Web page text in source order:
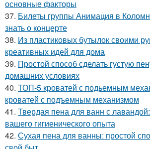
основные факторы
37. Билеты группы Анимация в
знать о концерте
38. Из пластиковых бутылок своими
креативных идей для дома
39. Простой способ сделать густую
домашних условиях
40. ТОП-5 кроватей с подьемным
кроватей с подъемным механизмом
41. Твердая пена для ванн с
вашего гигиенического опыта
42. Сухая пена для ванны: простой